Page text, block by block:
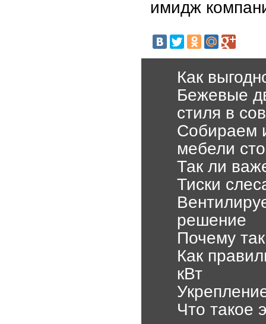
имидж
Как
Бежевые
стиля в
Собираем
мебели
Так ли
Тиски
решение
Почему
Как
кВт
Что такое